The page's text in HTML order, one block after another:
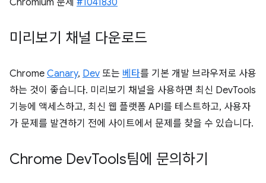
미리보기 채널 다운로드
Chrome Canary, Dev 또는 베타를 기본 개발 브라우저로 사용
하는 것이 좋습니다. 미리보기 채널을 사용하면 최신 DevTools
기능에 액세스하고, 최신 웹 플랫폼 API를 테스트하고, 사용자
가 문제를 발견하기 전에 사이트에서 문제를 찾을 수 있습니다.
Chrome DevTools팀에 문의하기